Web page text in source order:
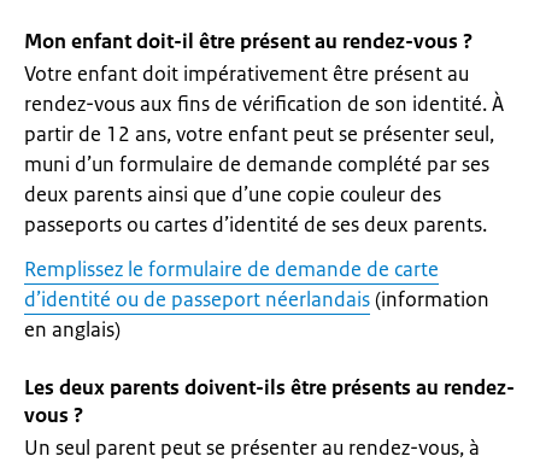
Mon enfant doit-il être présent au rendez-vous ?
Votre enfant doit impérativement être présent au
rendez-vous aux fins de vérification de son identité. À
partir de 12 ans, votre enfant peut se présenter seul,
muni d’un formulaire de demande complété par ses
deux parents ainsi que d’une copie couleur des
passeports ou cartes d’identité de ses deux parents.
Remplissez le formulaire de demande de carte
d’identité ou de passeport néerlandais(information
en anglais)
Les deux parents doivent-ils être présents au rendez-
vous ?
Un seul parent peut se présenter au rendez-vous, à